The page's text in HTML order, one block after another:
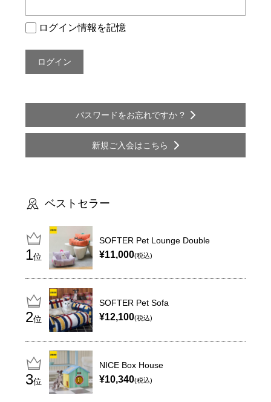
ン
ログイン情報を記憶
パスワードをお忘れですか ?
新規ご入会はこちら
ベストセラー
位
SOFTER Pet Lounge Double
¥11,000(税込)
位
SOFTER Pet Sofa
¥12,100(税込)
位
NICE Box House
¥10,340(税込)